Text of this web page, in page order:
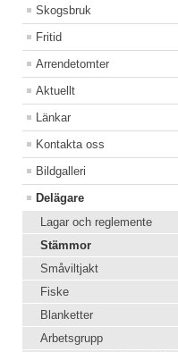
Skogsbruk
Fritid
Arrendetomter
Aktuellt
Länkar
Kontakta oss
Bildgalleri
Delägare
Lagar och reglemente
Stämmor
Småviltjakt
Fiske
Blanketter
Arbetsgrupp